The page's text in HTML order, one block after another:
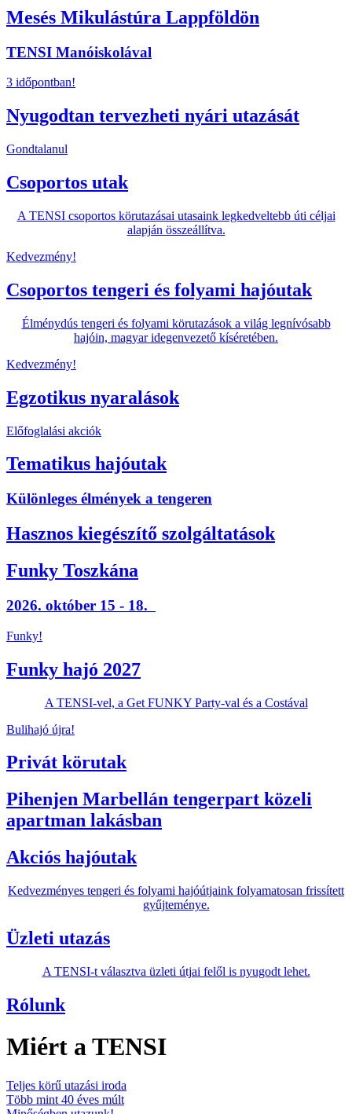
Mesés Mikulástúra Lappföldön
TENSI Manóiskolával
3 időpontban!
Nyugodtan tervezheti nyári utazását
Gondtalanul
Csoportos utak
A TENSI csoportos körutazásai utasaink legkedveltebb úti céljai
alapján összeállítva.
Kedvezmény!
Csoportos tengeri és folyami hajóutak
Élménydús tengeri és folyami körutazások a világ legnívósabb
hajóin, magyar idegenvezető kíséretében.
Kedvezmény!
Egzotikus nyaralások
Előfoglalási akciók
Tematikus hajóutak
Különleges élmények a tengeren
Hasznos kiegészítő szolgáltatások
Funky Toszkána
2026. október 15 - 18.
Funky!
Funky hajó 2027
A TENSI-vel, a Get FUNKY Party-val és a Costával
Bulihajó újra!
Privát körutak
Pihenjen Marbellán tengerpart közeli
apartman lakásban
Akciós hajóutak
Kedvezményes tengeri és folyami hajóútjaink folyamatosan frissített
gyűjteménye.
Üzleti utazás
A TENSI-t választva üzleti útjai felől is nyugodt lehet.
Rólunk
Miért a TENSI
Teljes körű utazási iroda
Több mint 40 éves múlt